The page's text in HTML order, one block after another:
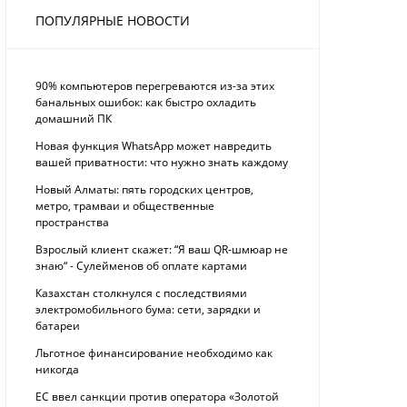
ПОПУЛЯРНЫЕ НОВОСТИ
90% компьютеров перегреваются из-за этих
банальных ошибок: как быстро охладить
домашний ПК
Новая функция WhatsApp может навредить
вашей приватности: что нужно знать каждому
Новый Алматы: пять городских центров,
метро, трамваи и общественные
пространства
Взрослый клиент скажет: “Я ваш QR-шмюар не
знаю“ - Сулейменов об оплате картами
Казахстан столкнулся с последствиями
электромобильного бума: сети, зарядки и
батареи
Льготное финансирование необходимо как
никогда
ЕС ввел санкции против оператора «Золотой